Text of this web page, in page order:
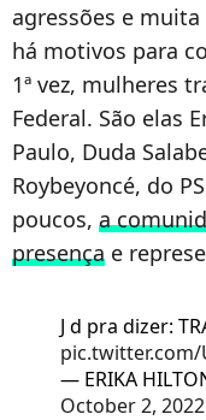
agressões e
há motivos para
1ª vez, mulheres
Federal. São elas
Paulo, Duda
Roybeyoncé, do
poucos, a
presença e
J d pra dizer:
pic.twitter.com/
— ERIKA
October 2, 2022